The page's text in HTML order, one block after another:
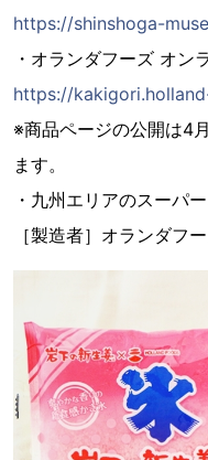
https://shinshoga-
・オランダフーズ オン
https://
※商品ページの公開は4
ます。
・九州エリアのスーパ
［製造者］オランダフ